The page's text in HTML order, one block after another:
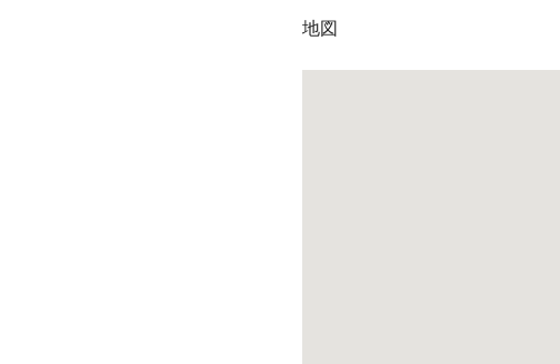
地図